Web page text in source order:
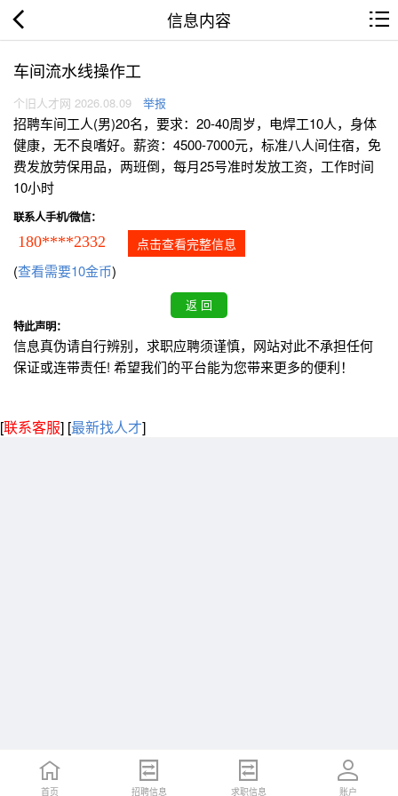
信息内容
车间流水线操作工
个旧人才网 2026.08.09 举报
招聘车间工人(男)20名，要求：20-40周岁，电焊工10人，身体
健康，无不良嗜好。薪资：4500-7000元，标准八人间住宿，免
费发放劳保用品，两班倒，每月25号准时发放工资，工作时间
10小时
联系人手机/微信：
180****2332 点击查看完整信息
(查看需要10金币)
特此声明：
信息真伪请自行辨别，求职应聘须谨慎，网站对此不承担任何
保证或连带责任! 希望我们的平台能为您带来更多的便利！
[联系客服] [最新找人才]
首页 招聘信息 求职信息 账户